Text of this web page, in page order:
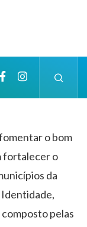
o bom
fortalecer o
da
pelas